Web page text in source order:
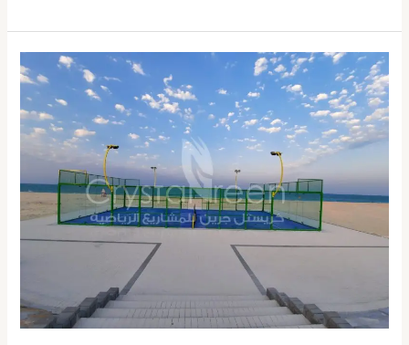
شركة
إنشاء
ملعب
بادل
الكويت67774842|
ملاعب
الكويت